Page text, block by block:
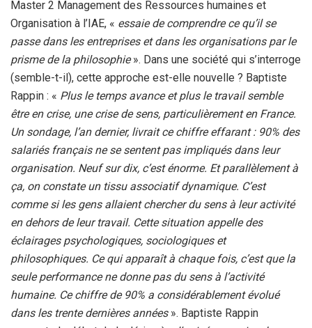
Master 2 Management des Ressources humaines et
Organisation à l’IAE, « essaie de comprendre ce qu’il se
passe dans les entreprises et dans les organisations par le
prisme de la philosophie». Dans une société qui s’interroge
(semble-t-il), cette approche est-elle nouvelle ? Baptiste
Rappin : « Plus le temps avance et plus le travail semble
être en crise, une crise de sens, particulièrement en France.
Un sondage, l’an dernier, livrait ce chiffre effarant : 90% des
salariés français ne se sentent pas impliqués dans leur
organisation. Neuf sur dix, c’est énorme. Et parallèlement à
ça, on constate un tissu associatif dynamique. C’est
comme si les gens allaient chercher du sens à leur activité
en dehors de leur travail. Cette situation appelle des
éclairages psychologiques, sociologiques et
philosophiques. Ce qui apparaît à chaque fois, c’est que la
seule performance ne donne pas du sens à l’activité
humaine. Ce chiffre de 90% a considérablement évolué
dans les trente dernières années». Baptiste Rappin